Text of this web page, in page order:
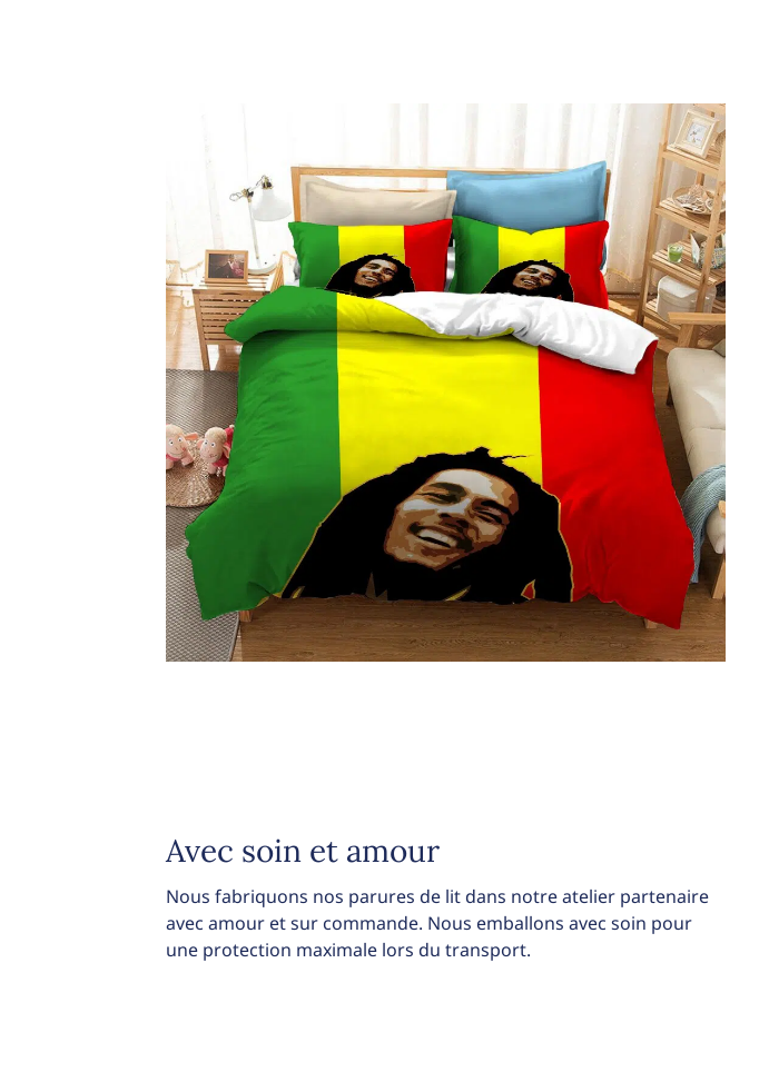
Avec soin et amour
Nous fabriquons nos parures de lit dans notre atelier partenaire
avec amour et sur commande. Nous emballons avec soin pour
une protection maximale lors du transport.